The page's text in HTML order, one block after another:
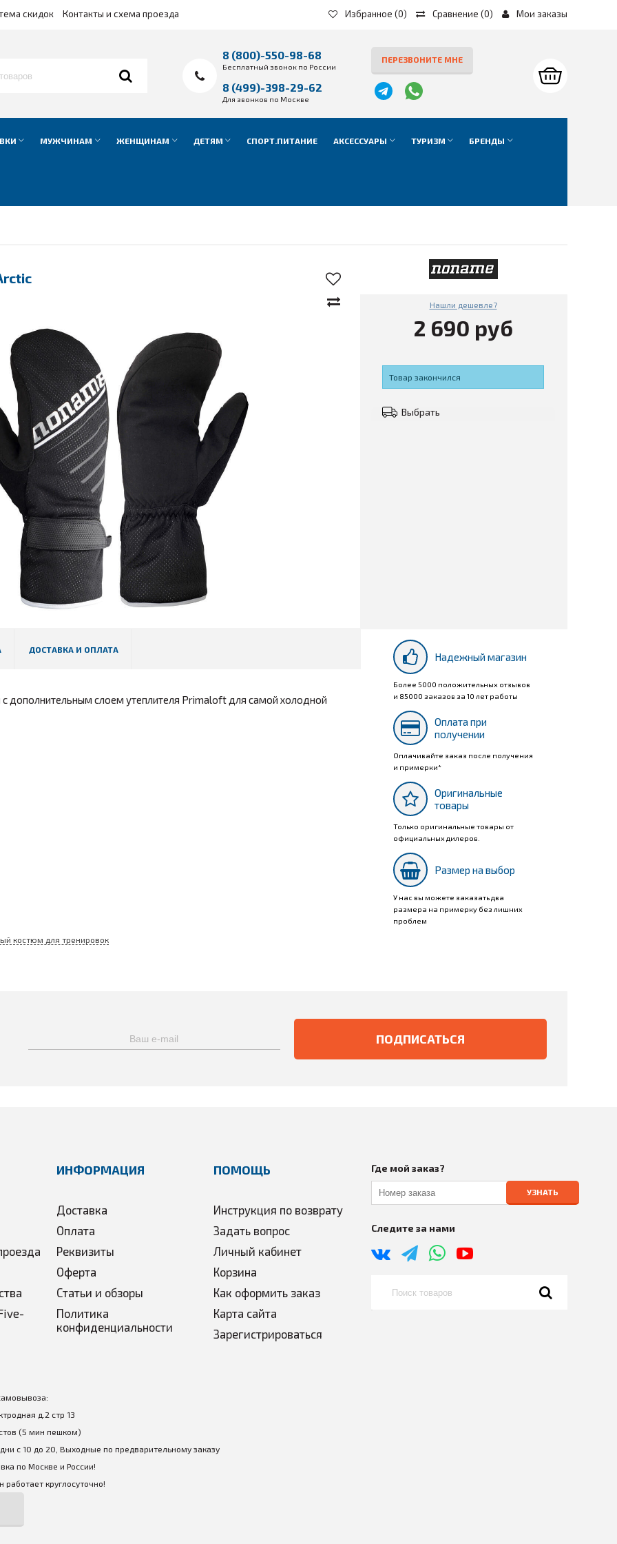
Избранное (0) Сравнение (0) Мои заказы
скидок Контакты и схема проезда
8 (800)-550-98-68
Бесплатный звонок по России
8 (499)-398-29-62
Для звонков по Москве
ПЕРЕЗВОНИТЕ МНЕ
МУЖЧИНАМ ЖЕНЩИНАМ ДЕТЯМ СПОРТ.ПИТАНИЕ АКСЕССУАРЫ ТУРИЗМ БРЕНДЫ
Нашли дешевле?
2 690 руб
Товар закончился
Выбрать
ДОСТАВКА И ОПЛАТА
дополнительным слоем утеплителя Primaloft для самой холодной
костюм для тренировок
Надежный магазин
Более 5000 положительных отзывов
и 85000 заказов за 10 лет работы
Оплата при
получении
Оплачивайте заказ после получения
и примерки*
Оригинальные
товары
Только оригинальные товары от
официальных дилеров.
Размер на выбор
У нас вы можете заказать два
размера на примерку без лишних
проблем
ИНФОРМАЦИЯ
Доставка
Оплата
Реквизиты
Оферта
Статьи и обзоры
Политика
конфиденциальности
ПОМОЩЬ
Инструкция по возврату
Задать вопрос
Личный кабинет
Корзина
Как оформить заказ
Карта сайта
Зарегистрироваться
Где мой заказ?
УЗНАТЬ
Следите за нами
д.2 стр 13
(5 мин пешком)
с 10 до 20, Выходные по предварительному заказу
по Москве и России!
работает круглосуточно!